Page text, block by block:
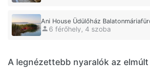
Ani House Üdülőház
6 férőhely, 4 szoba
A legnézettebb nyaralók az